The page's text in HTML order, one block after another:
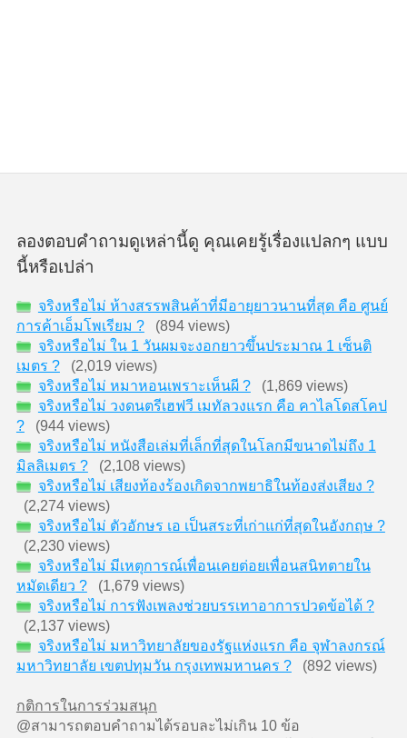
ลองตอบคำถามดูเหล่านี้ดู คุณเคยรู้เรื่องแปลกๆ แบบ
นี้หรือเปล่า
จริงหรือไม่ ห้างสรรพสินค้าที่มีอายุยาวนานที่สุด คือ ศูนย์
การค้าเอ็มโพเรียม ?(894 views)
จริงหรือไม่ ใน 1 วันผมจะงอกยาวขึ้นประมาณ 1 เซ็นติ
เมตร ?(2,019 views)
จริงหรือไม่ หมาหอนเพราะเห็นผี ?(1,869 views)
จริงหรือไม่ วงดนตรีเฮฟวี เมทัลวงแรก คือ คาไลโดสโคป
?(944 views)
จริงหรือไม่ หนังสือเล่มที่เล็กที่สุดในโลกมีขนาดไม่ถึง 1
มิลลิเมตร ?(2,108 views)
จริงหรือไม่ เสียงท้องร้องเกิดจากพยาธิในท้องส่งเสียง ?
(2,274 views)
จริงหรือไม่ ตัวอักษร เอ เป็นสระที่เก่าแก่ที่สุดในอังกฤษ ?
(2,230 views)
จริงหรือไม่ มีเหตุการณ์เพื่อนเคยต่อยเพื่อนสนิทตายใน
หมัดเดียว ?(1,679 views)
จริงหรือไม่ การฟังเพลงช่วยบรรเทาอาการปวดข้อได้ ?
(2,137 views)
จริงหรือไม่ มหาวิทยาลัยของรัฐแห่งแรก คือ จุฬาลงกรณ์
มหาวิทยาลัย เขตปทุมวัน กรุงเทพมหานคร ?(892 views)
กติการในการร่วมสนุก
@สามารถตอบคำถามได้รอบละไม่เกิน 10 ข้อ